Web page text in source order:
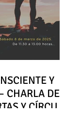
Y
CHARLA DE
Y CÍRCULO